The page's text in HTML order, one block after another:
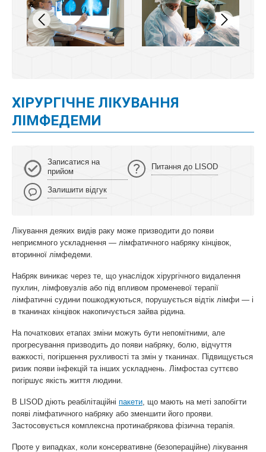
ХІРУРГІЧНЕ ЛІКУВАННЯ
ЛІМФЕДЕМИ
Записатися на
прийом
Питання до LISOD
Залишити відгук
Лікування деяких видів раку може призводити до появи
неприємного ускладнення — лімфатичного набряку кінцівок,
вторинної лімфедеми.
Набряк виникає через те, що унаслідок хірургічного видалення
пухлин, лімфовузлів або під впливом променевої терапії
лімфатичні судини пошкоджуються, порушується відтік лімфи — і
в тканинах кінцівок накопичується зайва рідина.
На початкових етапах зміни можуть бути непомітними, але
прогресування призводить до появи набряку, болю, відчуття
важкості, погіршення рухливості та змін у тканинах. Підвищується
ризик появи інфекцій та інших ускладнень. Лімфостаз суттєво
погіршує якість життя людини.
В LISOD діють реабілітаційні пакети , що мають на меті запобігти
появі лімфатичного набряку або зменшити його прояви.
Застосовується комплексна протинабрякова фізична терапія.
Проте у випадках, коли консервативне (безопераційне) лікування